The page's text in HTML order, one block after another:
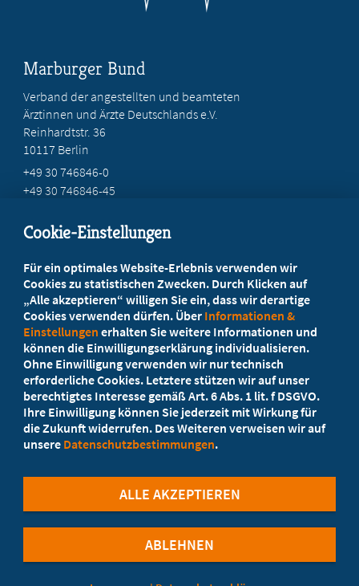
Marburger Bund
Verband der angestellten und beamteten
Ärztinnen und Ärzte Deutschlands e.V.
Reinhardtstr. 36
10117 Berlin
+49 30 746846-0
+49 30 746846-45
Ihr Landesverband berät Sie!
Ansprechpartner
Werden Sie jetzt Mitglied!
5 Vorteile einer Mitgliedschaft
Cookie-Einstellungen
Für ein optimales Website-Erlebnis verwenden wir
Cookies zu statistischen Zwecken. Durch Klicken auf
„Alle akzeptieren“ willigen Sie ein, dass wir derartige
Cookies verwenden dürfen. Über Informationen &
Einstellungen erhalten Sie weitere Informationen und
können die Einwilligungserklärung individualisieren.
Ohne Einwilligung verwenden wir nur technisch
erforderliche Cookies. Letztere stützen wir auf unser
berechtigtes Interesse gemäß Art. 6 Abs. 1 lit. f DSGVO.
Ihre Einwilligung können Sie jederzeit mit Wirkung für
die Zukunft widerrufen. Des Weiteren verweisen wir auf
unsere Datenschutzbestimmungen.
ABLEHNEN
ALLE AKZEPTIEREN